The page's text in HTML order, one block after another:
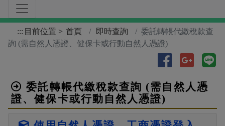
::: 目前位置 首頁 即時查詢
委託轉帳代繳稅款查
詢 (需自然人憑證、健保卡或行動自然人憑證)
分享到分享到分
委託轉帳代繳稅款查詢 (需自然人憑
證、健保卡或行動自然人憑證)